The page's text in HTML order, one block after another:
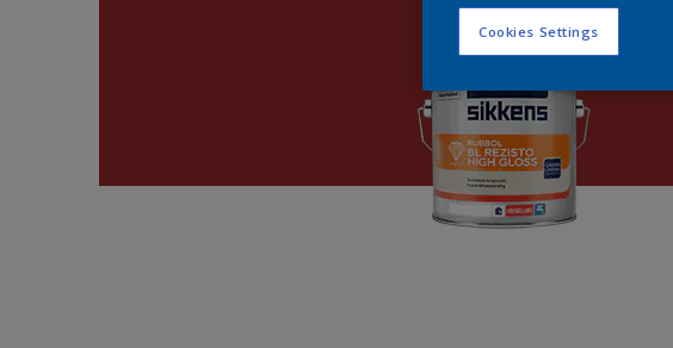
Cookies Settings